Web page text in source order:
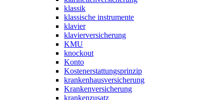
klassik
klassische instrumente
klavier
klavierversicherung
KMU
knockout
Konto
Kostenerstattungsprinzip
krankenhausversicherung
Krankenversicherung
krankenzusatz